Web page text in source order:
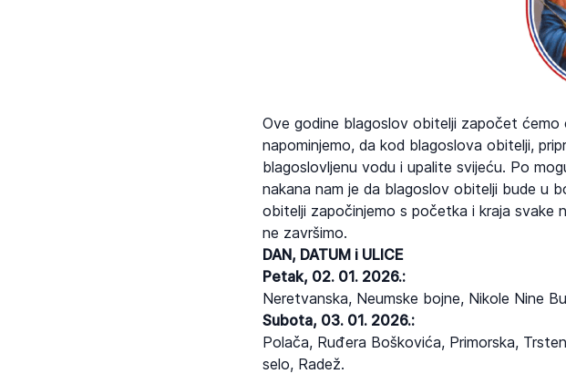
Ove godine blagoslov obitelji započet ćemo
napominjemo, da kod blagoslova obitelji,
blagoslovljenu vodu i upalite svijeću. Po
nakana nam je da blagoslov obitelji bude u
obitelji započinjemo s početka i kraja svake
ne završimo.
DAN, DATUM i ULICE
Petak, 02. 01. 2026.:
Neretvanska, Neumske bojne, Nikole Nine
Subota, 03. 01. 2026.:
Polača, Ruđera Boškovića, Primorska,
selo, Radež.